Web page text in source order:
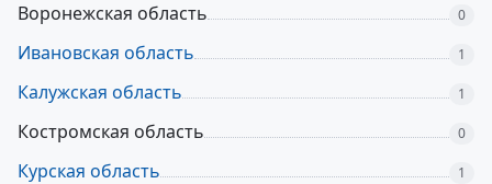
Воронежская область 0
Ивановская область 1
Калужская область 1
Костромская область 0
Курская область 1